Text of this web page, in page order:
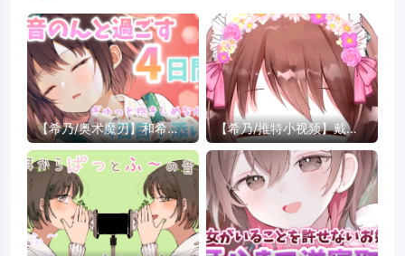
【希乃/奥术魔刃】和希乃
度过的第四天【Day4.近距
离陪睡】
【希乃/推特小视频】戴戴
戴戴上了可爱的的发箍